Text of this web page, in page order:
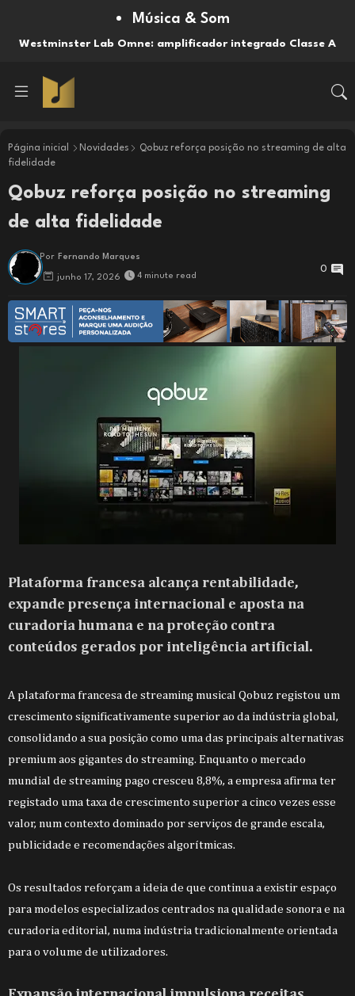
Música & Som
Westminster Lab Omne: amplificador integrado Classe A
Página inicial Novidades
Qobuz reforça posição no streaming de alta
fidelidade
Qobuz reforça posição no streaming
de alta fidelidade
Por Fernando Marques
junho 17, 2026 4 minute read
0
Plataforma francesa alcança rentabilidade,
expande presença internacional e aposta na
curadoria humana e na proteção contra
conteúdos gerados por inteligência artificial.
A plataforma francesa de streaming musical Qobuz registou um
crescimento significativamente superior ao da indústria global,
consolidando a sua posição como uma das principais alternativas
premium aos gigantes do streaming. Enquanto o mercado
mundial de streaming pago cresceu 8,8%, a empresa afirma ter
registado uma taxa de crescimento superior a cinco vezes esse
valor, num contexto dominado por serviços de grande escala,
publicidade e recomendações algorítmicas.
Os resultados reforçam a ideia de que continua a existir espaço
para modelos especializados centrados na qualidade sonora e na
curadoria editorial, numa indústria tradicionalmente orientada
para o volume de utilizadores.